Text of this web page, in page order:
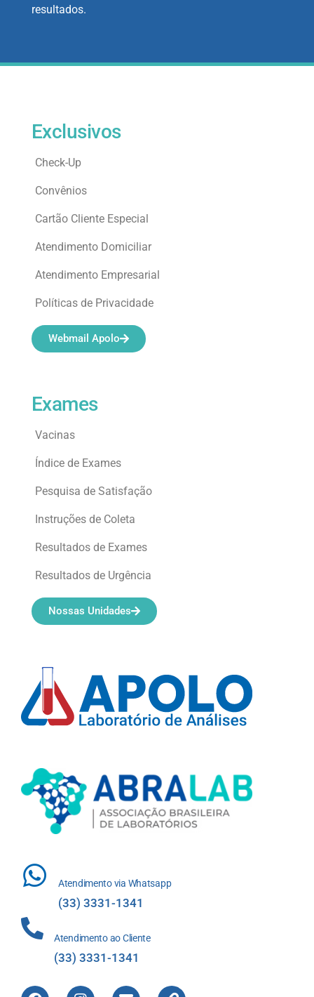
resultados.
Atendimento via Whatsapp
(33) 3331-1341
Atendimento ao Cliente
(33) 3331-1341
Exames
Vacinas
Índice de Exames
Pesquisa de Satisfação
Instruções de Coleta
Resultados de Exames
Resultados de Urgência
Nossas Unidades
Exclusivos
Check-Up
Convênios
Cartão Cliente Especial
Atendimento Domiciliar
Atendimento Empresarial
Políticas de Privacidade
Webmail Apolo